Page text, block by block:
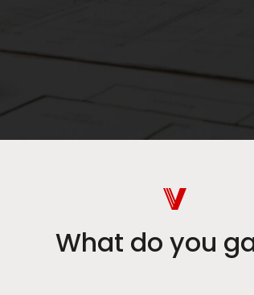
What do you